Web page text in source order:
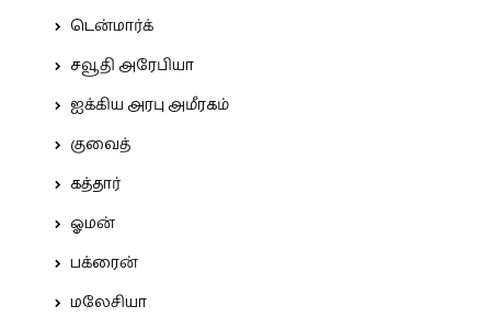
டென்மார்க்
சவூதி அரேபியா
ஐக்கிய அரபு அமீரகம்
குவைத்
கத்தார்
ஓமன்
பக்ரைன்
மலேசியா